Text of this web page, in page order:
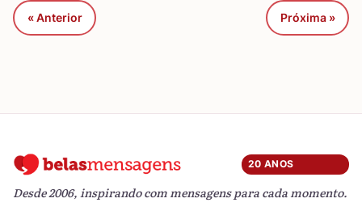
« Anterior Próxima »
20 ANOS
Desde 2006, inspirando com mensagens para cada momento.